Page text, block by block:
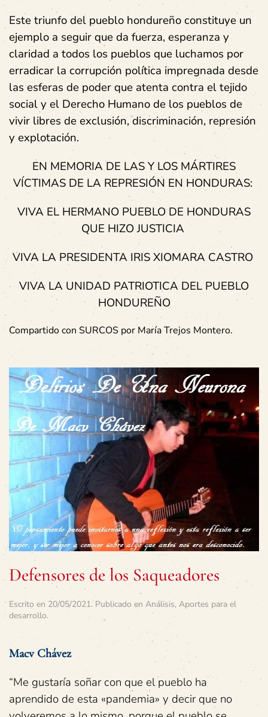
Este triunfo del pueblo hondureño constituye un
ejemplo a seguir que da fuerza, esperanza y
claridad a todos los pueblos que luchamos por
erradicar la corrupción política impregnada desde
las esferas de poder que atenta contra el tejido
social y el Derecho Humano de los pueblos de
vivir libres de exclusión, discriminación, represión
y explotación.
EN MEMORIA DE LAS Y LOS MÁRTIRES
VÍCTIMAS DE LA REPRESIÓN EN HONDURAS:
VIVA EL HERMANO PUEBLO DE HONDURAS
QUE HIZO JUSTICIA
VIVA LA PRESIDENTA IRIS XIOMARA CASTRO
VIVA LA UNIDAD PATRIOTICA DEL PUEBLO
HONDUREÑO
Compartido con SURCOS por María Trejos Montero.
Defensores de los Saqueadores
Escrito en 20/05/2021. Publicado en Análisis, Aportes para el
desarrollo.
Macv Chávez
“Me gustaría soñar con que el pueblo ha
aprendido de esta «pandemia» y decir que no